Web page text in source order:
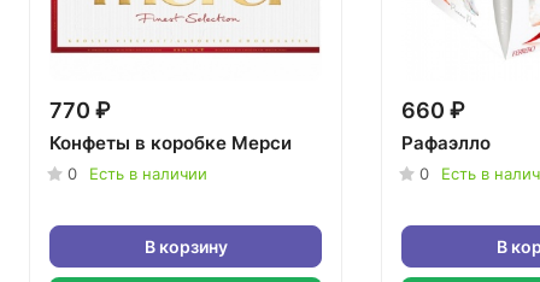
770 ₽
Конфеты в коробке Мерси
0 Есть в наличии
В корзину
660 ₽
Рафаэлло
0 Есть в
В